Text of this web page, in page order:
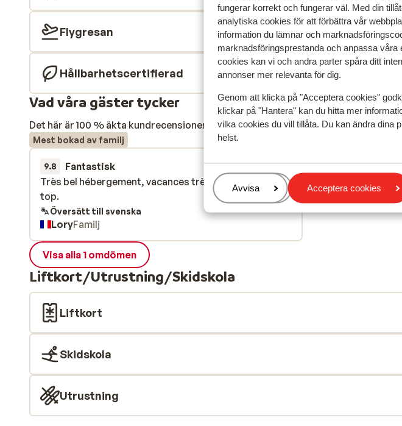
fungerar korrekt och fungerar väl. Med din
analytiska cookies för att förbättra vår
information du lämnar och
marknadsföringsprestanda och anpassa
cookies kan vi och andra parter spåra ditt
annonser mer relevanta för dig.
Genom att klicka på "Acceptera cookies"
klickar på "Hantera" kan du hitta mer
vilka cookies du vill tillåta. Du kan ändra dina
helst.
Hantera
Avvisa Acceptera cookies
Flygresan
Hållbarhetscertifierad
Vad våra gäster tycker
Det här är 100 % äkta kundrecensioner som verkligen speglar deras upplevelser
Mest bokad av familj
9.8 Fantastisk
16 feb. 2025
Très bel hébergement, vacances très reposantes, au
top.
Très bel hébergement, vacances très reposantes, au
top.
Översätt till svenska
LoryFamilj
Visa alla 1 omdömen
Liftkort/Utrustning/Skidskola
Liftkort
Skidskola
Utrustning